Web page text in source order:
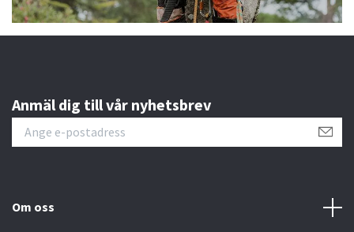
Anmäl dig till vår nyhetsbrev
Om oss